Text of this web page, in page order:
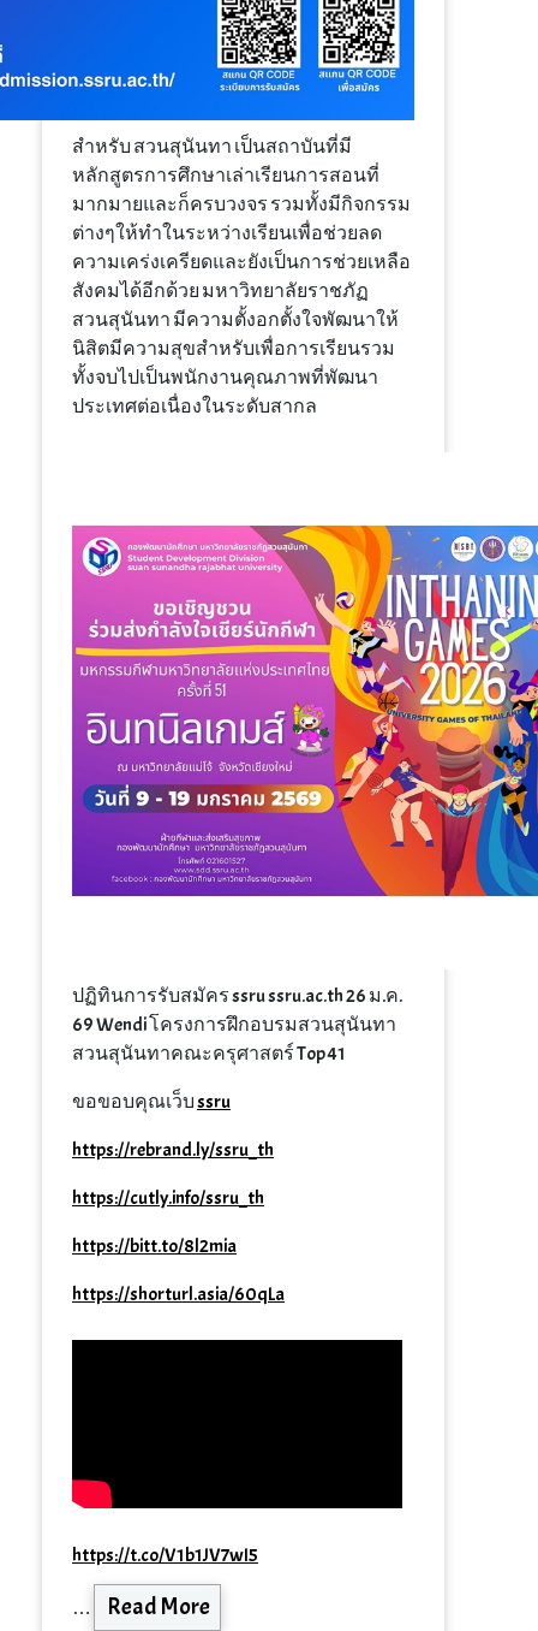
สำหรับ สวนสุนันทา เป็นสถาบันที่มี
หลักสูตรการศึกษาเล่าเรียนการสอนที่
มากมายและก็ครบวงจร รวมทั้งมีกิจกรรม
ต่างๆให้ทำในระหว่างเรียนเพื่อช่วยลด
ความเคร่งเครียดและยังเป็นการช่วยเหลือ
สังคมได้อีกด้วย มหาวิทยาลัยราชภัฏ
สวนสุนันทา มีความตั้งอกตั้งใจพัฒนาให้
นิสิตมีความสุขสำหรับเพื่อการเรียนรวม
ทั้งจบไปเป็นพนักงานคุณภาพที่พัฒนา
ประเทศต่อเนื่องในระดับสากล
ปฏิทินการรับสมัคร ssru ssru.ac.th 26 ม.ค.
69 Wendi โครงการฝึกอบรมสวนสุนันทา
สวนสุนันทาคณะครุศาสตร์ Top 41
ขอขอบคุณเว็บssru
https://rebrand.ly/ssru_th
https://cutly.info/ssru_th
https://bitt.to/8l2mia
https://shorturl.asia/60qLa
https://t.co/V1b1JV7wI5
… Read More